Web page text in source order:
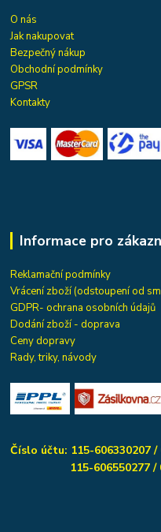
O nás
Jak nakupovat
Bezpečný nákup
Obchodní podmínky
GPSR
Kontakty
Informace pro
Reklamační podmínky
Vrácení zboží (odstoupení od
GDPR- ochrana osobních údajů
Dodání zboží - doprava
Ceny dopravy
Rady, triky, návody
Číslo účtu: 115-606330207 /
115-606550277 /